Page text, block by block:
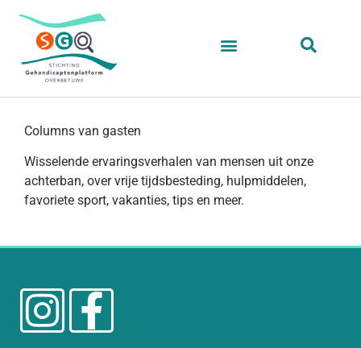
Columns van gasten
Wisselende ervaringsverhalen van mensen uit onze
achterban, over vrije tijdsbesteding, hulpmiddelen,
favoriete sport, vakanties, tips en meer.